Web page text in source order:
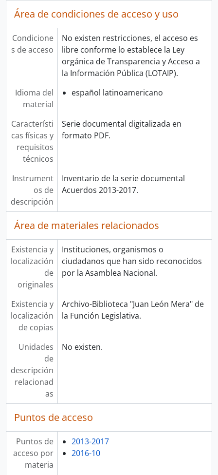
Área de condiciones de acceso y uso
Condicione
s de acceso
No existen restricciones, el acceso es
libre conforme lo establece la Ley
orgánica de Transparencia y Acceso a
la Información Pública (LOTAIP).
Idioma del
material
español latinoamericano
Característi
cas físicas y
requisitos
técnicos
Serie documental digitalizada en
formato PDF.
Instrument
os de
descripción
Inventario de la serie documental
Acuerdos 2013-2017.
Área de materiales relacionados
Existencia y
localización
de
originales
Instituciones, organismos o
ciudadanos que han sido reconocidos
por la Asamblea Nacional.
Existencia y
localización
de copias
Archivo-Biblioteca "Juan León Mera" de
la Función Legislativa.
Unidades
de
descripción
relacionad
as
No existen.
Puntos de acceso
Puntos de
acceso por
materia
2013-2017
2016-10